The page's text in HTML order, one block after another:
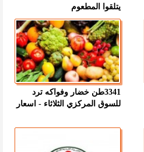
يتلقوا المطعوم
3341طن خضار وفواكه ترد
للسوق المركزي الثلاثاء - اسعار